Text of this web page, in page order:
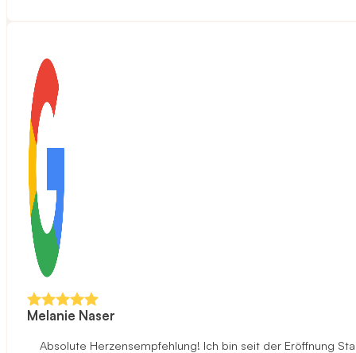
Melanie Naser
Absolute Herzensempfehlung! Ich bin seit der Eröffnung